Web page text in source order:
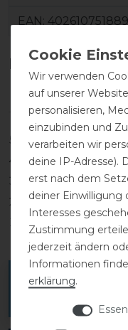
EAN:
5
4
3
2
1
Melde dich an,
Wir verwenden
auf unserer
personalisieren,
einzubinden und
verarbeiten wir
deine IP-Adresse).
erst nach dem
deiner
Interesses
Zustimmung
jederzeit ändern
Informationen
erklärung.